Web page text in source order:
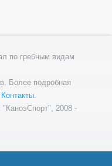
по гребным видам
Более подробная
Контакты
"КаноэСпорт", 2008 -